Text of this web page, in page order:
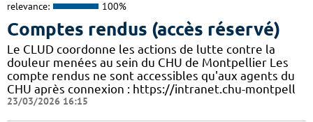
relevance: 100%
Comptes rendus (accès réservé)
Le CLUD coordonne les actions de lutte contre la
douleur menées au sein du CHU de Montpellier Les
compte rendus ne sont accessibles qu'aux agents du
CHU après connexion : https://intranet.chu-montpell
23/03/2026 16:15